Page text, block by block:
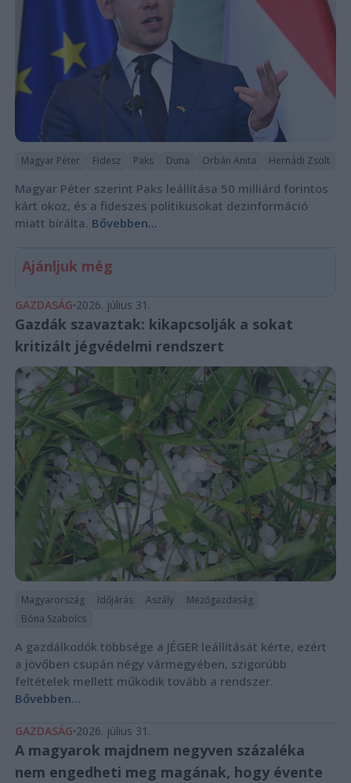
Magyar Péter Fidesz Paks Duna Orbán Anita Hernádi Zsolt
Magyar Péter szerint Paks leállítása 50 milliárd forintos
kárt okoz, és a fideszes politikusokat dezinformáció
miatt bírálta. Bővebben...
Ajánljuk még
GAZDASÁG 2026. július 31.
Gazdák szavaztak: kikapcsolják a sokat
kritizált jégvédelmi rendszert
Magyarország Időjárás Aszály
Mezőgazdaság
Bóna Szabolcs
A gazdálkodók többsége a JÉGER leállítását kérte, ezért
a jövőben csupán négy vármegyében, szigorúbb
feltételek mellett működik tovább a rendszer.
Bővebben...
GAZDASÁG 2026. július 31.
A magyarok majdnem negyven százaléka
nem engedheti meg magának, hogy évente